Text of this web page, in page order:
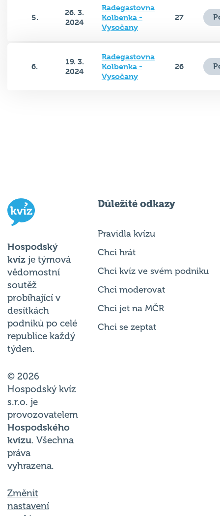
5.
26. 3.
2024
Radegastovna
Kolbenka -
Vysočany
27
6.
19. 3.
2024
Radegastovna
Kolbenka -
Vysočany
26
Hospodský
kvíz je týmová
vědomostní
soutěž
probíhající v
desítkách
podniků po celé
republice každý
týden.
© 2026
Hospodský kvíz
s.r.o. je
provozovatelem
Hospodského
kvízu. Všechna
práva
vyhrazena.
Změnit
nastavení
Důležité odkazy
Pravidla kvízu
Chci hrát
Chci kvíz ve svém podniku
Chci moderovat
Chci jet na MČR
Chci se zeptat